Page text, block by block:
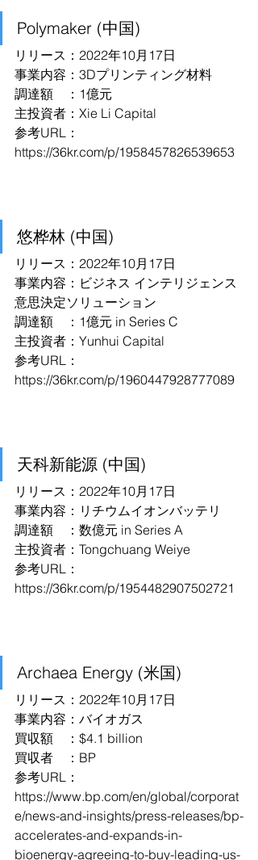
Polymaker (中国)
リリース：2022年10月17日
事業内容：3Dプリンティング材料
調達額　：1億元
主投資者：Xie Li Capital
参考URL：
https://36kr.com/p/1958457826539653
悠桦林 (中国)
リリース：2022年10月17日
事業内容：ビジネス インテリジェンス
意思決定ソリューション
調達額　：1億元 in Series C
主投資者：Yunhui Capital
参考URL：
https://36kr.com/p/1960447928777089
天科新能源 (中国)
リリース：2022年10月17日
事業内容：リチウムイオンバッテリ
調達額　：数億元 in Series A
主投資者：Tongchuang Weiye
参考URL：
https://36kr.com/p/1954482907502721
Archaea Energy (米国)
リリース：2022年10月17日
事業内容：バイオガス
買収額　：$4.1 billion
買収者　：BP
参考URL：
https://www.bp.com/en/global/corporat
e/news-and-insights/press-releases/bp-
accelerates-and-expands-in-
bioenergy-agreeing-to-buy-leading-us-